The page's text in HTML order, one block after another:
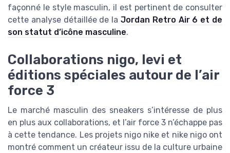
façonné le style masculin, il est pertinent de consulter
cette analyse détaillée de la Jordan Retro Air 6 et de
son statut d’icône masculine.
Collaborations nigo, levi et
éditions spéciales autour de l’air
force 3
Le marché masculin des sneakers s’intéresse de plus
en plus aux collaborations, et l’air force 3 n’échappe pas
à cette tendance. Les projets nigo nike et nike nigo ont
montré comment un créateur issu de la culture urbaine